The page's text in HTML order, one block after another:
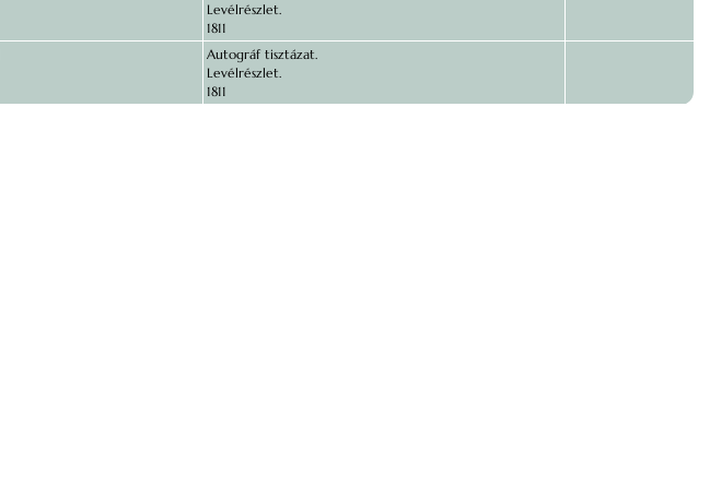
Levélrészlet.
1811
Autográf tisztázat.
Levélrészlet.
1811